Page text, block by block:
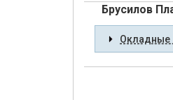
Брусилов
Окладные